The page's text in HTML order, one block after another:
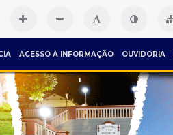
ACESSO À INFORMAÇÃO OUVIDORIA